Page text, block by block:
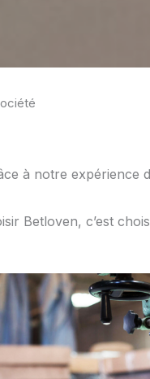
à notre expérience
Betloven, c’est